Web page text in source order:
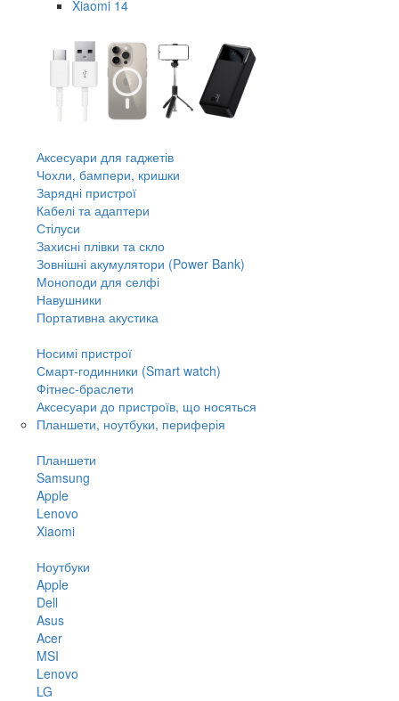
Xiaomi 14
Аксесуари для гаджетів
Чохли, бампери, кришки
Зарядні пристрої
Кабелі та адаптери
Стілуси
Захисні плівки та скло
Зовнішні акумулятори (Power Bank)
Моноподи для селфі
Навушники
Портативна акустика
Носимі пристрої
Смарт-годинники (Smart watch)
Фітнес-браслети
Аксесуари до пристроїв, що носяться
Планшети, ноутбуки, периферія
Планшети
Samsung
Apple
Lenovo
Xiaomi
Ноутбуки
Apple
Dell
Asus
Acer
MSI
Lenovo
LG